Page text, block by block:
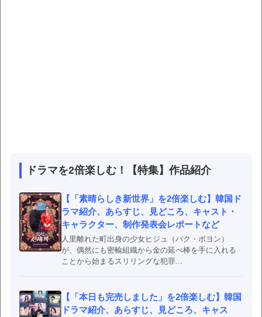
ドラマを2倍楽しむ！【特集】作品紹介
【「素晴らしき新世界」を2倍楽しむ】韓国ド
ラマ紹介、あらすじ、見どころ、キャスト・
キャラクター、制作発表会レポートなど
人里離れた町出身の少女ヒジュ（パク・ボヨン）
が、偶然にも密輸組織から金の延べ棒を手に入れる
ことから始まるスリリングな犯罪...
【「本日も完売しました」を2倍楽しむ】韓国
ドラマ紹介、あらすじ、見どころ、キャス